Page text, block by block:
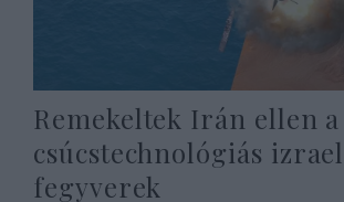
Remekeltek Irán ellen
csúcstechnológiás
fegyverek